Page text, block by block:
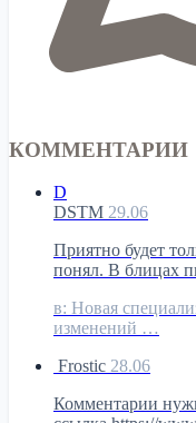
КОММЕНТАРИИ
D
DSTM 29.06
Приятно будет
понял. В блицах
в: Новая
изменений …
Frostic 28.06
Комментарии